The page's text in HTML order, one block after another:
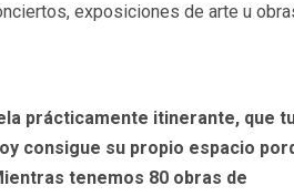
exposiciones de arte u
prácticamente itinerante, que
consigue su propio espacio
tenemos 80 obras de